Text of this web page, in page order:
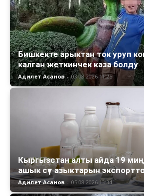
Бишкекте арыктан ток уруп
калган жеткинчек каза болду
Адилет Асанов - 03.08.2026 11:25
Кыргызстан алты айда 19
ашык сүт азыктарын
Адилет Асанов - 05.08.2026 13:34